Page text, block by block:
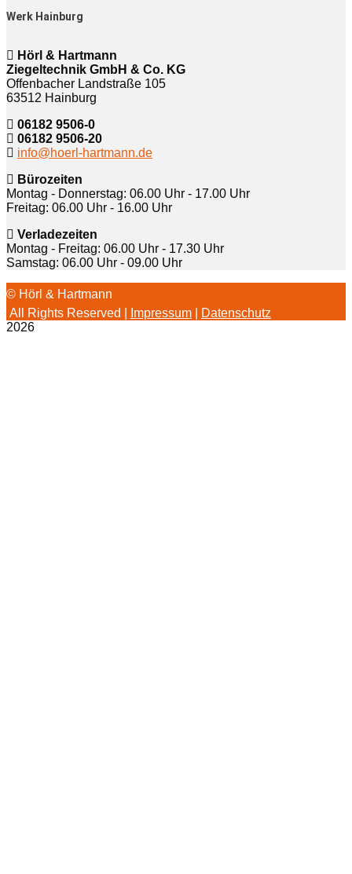
Werk Hainburg
Hörl & Hartmann
Ziegeltechnik GmbH & Co. KG
Offenbacher Landstraße 105
63512 Hainburg
06182 9506-0
06182 9506-20
info@hoerl-hartmann.de
Bürozeiten
Montag - Donnerstag: 06.00 Uhr - 17.00 Uhr
Freitag: 06.00 Uhr - 16.00 Uhr
Verladezeiten
Montag - Freitag: 06.00 Uhr - 17.30 Uhr
Samstag: 06.00 Uhr - 09.00 Uhr
© Hörl & Hartmann
All Rights Reserved |
Impressum
Datenschutz
2026